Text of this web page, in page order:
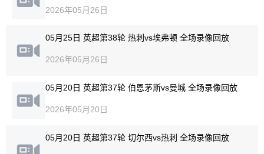
2026年05月26日
05月25日 英超第38轮 热刺vs埃弗顿 全场录像回放
2026年05月26日
05月20日 英超第37轮 伯恩茅斯vs曼城 全场录像回放
2026年05月20日
05月20日 英超第37轮 切尔西vs热刺 全场录像回放